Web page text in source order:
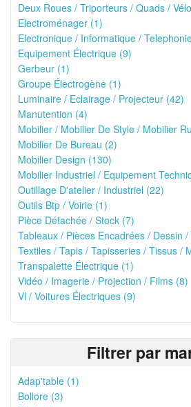
Deux Roues / Triporteurs / Quads /
Electroménager (1)
Electronique / Informatique /
Equipement Électrique (9)
Gerbeur (1)
Groupe Électrogène (1)
Luminaire / Eclairage / Projecteur (42)
Manutention (4)
Mobilier / Mobilier De Style / Mobilier
Mobilier De Bureau (2)
Mobilier Design (130)
Mobilier Industriel / Equipement
Outillage D'atelier / Industriel (22)
Outils Btp / Voirie (1)
Pièce Détachée / Stock (7)
Tableaux / Pièces Encadrées / Dessin
Textiles / Tapis / Tapisseries / Tissus /
Transpalette Électrique (1)
Vidéo / Imagerie / Projection / Films (8)
Vl / Voitures Électriques (9)
Filtrer par
Adap'table (1)
Bollore (3)